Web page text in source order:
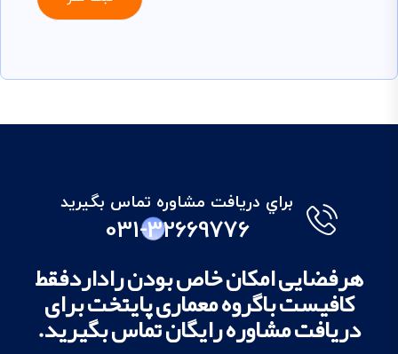
براي دريافت مشاوره تماس بگيريد
031-32669776
هرفضایی امکان خاص بودن راداردفقط
کافیست باگروه معماری پایتخت برای
دریافت مشاوره رایگان تماس بگیرید.